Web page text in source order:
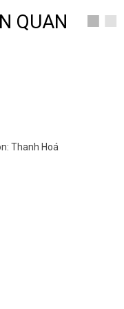
QUAN
Thanh Hoá